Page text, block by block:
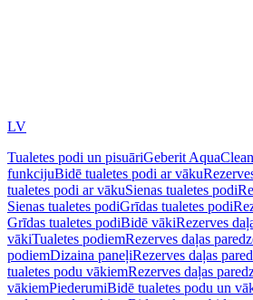
LV
Tualetes podi un pisuāriGeberit
funkcijuBidē tualetes podi ar vāku
tualetes podi ar vākuSienas tualetes podi
Sienas tualetes podiGrīdas tualetes podi
Grīdas tualetes podiBidē vākiRezerves
vākiTualetes podiemRezerves daļas
podiemDizaina paneļiRezerves daļas
tualetes podu vākiemRezerves daļas
vākiemPiederumiBidē tualetes podu un